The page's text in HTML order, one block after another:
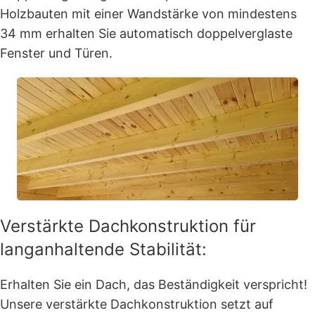
Holzbauten mit einer Wandstärke von mindestens
34 mm erhalten Sie automatisch doppelverglaste
Fenster und Türen.
Verstärkte Dachkonstruktion für
langanhaltende Stabilität:
Erhalten Sie ein Dach, das Beständigkeit verspricht!
Unsere verstärkte Dachkonstruktion setzt auf